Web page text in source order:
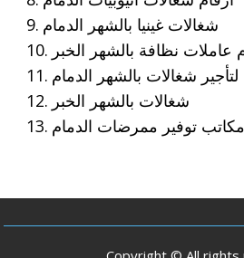
شغالات غينيا بالشهر الدمام
عاملات نظافة بالشهر الخبر
شغالات بالشهر الدمام
شغالات بالشهر الخبر
مكاتب توفير ممرضات الدمام